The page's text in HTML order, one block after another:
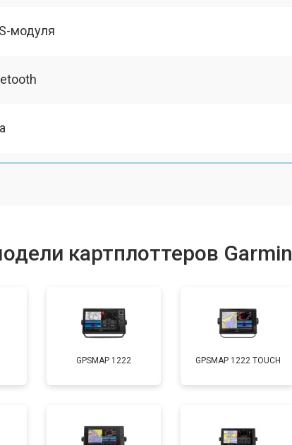
модуля
картплоттеров Garmin
GPSMAP 1222 GPSMAP 1222 TOUCH